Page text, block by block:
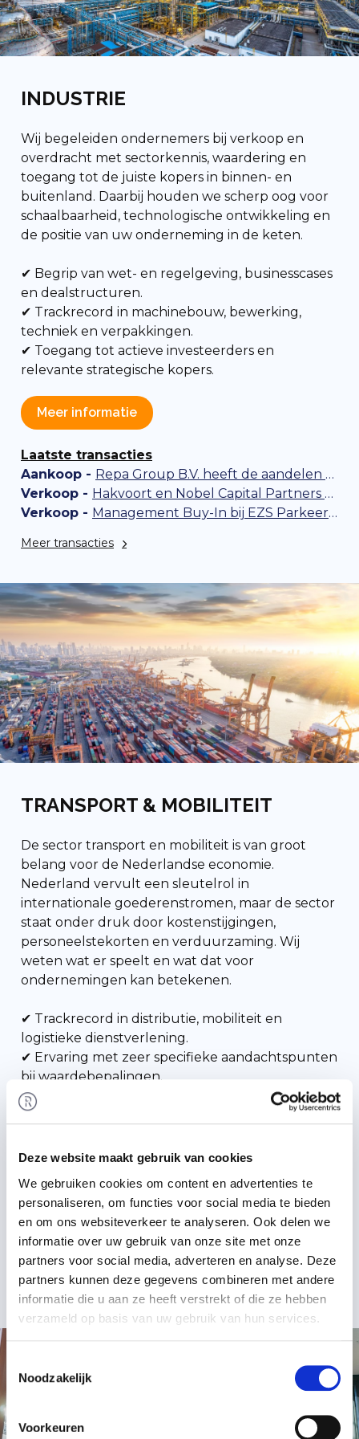
Deze website maakt gebruik van cookies
We gebruiken cookies om content en advertenties te
personaliseren, om functies voor social media te bieden
en om ons websiteverkeer te analyseren. Ook delen we
informatie over uw gebruik van onze site met onze
partners voor social media, adverteren en analyse. Deze
partners kunnen deze gegevens combineren met andere
informatie die u aan ze heeft verstrekt of die ze hebben
verzameld op basis van uw gebruik van hun services.
Noodzakelijk
Voorkeuren
INDUSTRIE
Wij begeleiden ondernemers bij verkoop en
overdracht met sectorkennis, waardering en
toegang tot de juiste kopers in binnen- en
buitenland. Daarbij houden we scherp oog voor
schaalbaarheid, technologische ontwikkeling en
de positie van uw onderneming in de keten.
✔ Begrip van wet- en regelgeving, businesscases
en dealstructuren.
✔ Trackrecord in machinebouw, bewerking,
techniek en verpakkingen.
✔ Toegang tot actieve investeerders en
relevante strategische kopers.
Meer informatie
Laatste transacties
Aankoop - Repa Group B.V. heeft de aandelen van JTA BVBA uit België overgenomen
Verkoop - Hakvoort en Nobel Capital Partners hebben een strategisch partnerschap gesloten
Verkoop - Management Buy-In bij EZS Parkeersystemen B.V.
Meer transacties
TRANSPORT & MOBILITEIT
De sector transport en mobiliteit is van groot
belang voor de Nederlandse economie.
Nederland vervult een sleutelrol in
internationale goederenstromen, maar de sector
staat onder druk door kostenstijgingen,
personeelstekorten en verduurzaming. Wij
weten wat er speelt en wat dat voor
ondernemingen kan betekenen.
✔ Trackrecord in distributie, mobiliteit en
logistieke dienstverlening.
✔ Ervaring met zeer specifieke aandachtspunten
bij waardebepalingen.
✔ Unieke ervaring met fusies en
schaalvergrotingsprocessen.
Meer informatie
Laatste transacties
Verkoop -Gategroup koopt 75% van de aandelen in KLM Catering Services van KLM
Verkoop -Overname van STORR door Sdiptech AB
Verkoop -Overname Jan Tromp Transportgroep door Jan de Rijk Logistics
Meer transacties